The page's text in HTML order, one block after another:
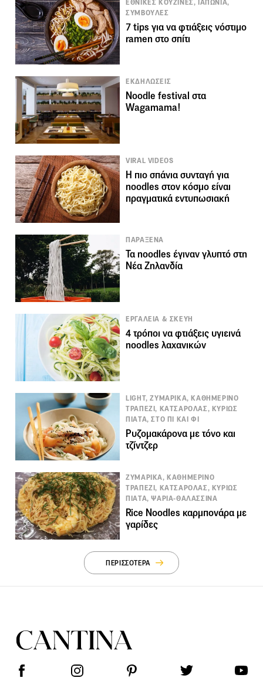
ΕΘΝΙΚΕΣ ΚΟΥΖΙΝΕΣ, ΙΑΠΩΝΙΑ,
ΣΥΜΒΟΥΛΕΣ
7 tips για να φτιάξεις νόστιμο
ramen στο σπίτι
ΕΚΔΗΛΩΣΕΙΣ
Noodle festival στα
Wagamama!
VIRAL VIDEOS
Η πιο σπάνια συνταγή για
noodles στον κόσμο είναι
πραγματικά εντυπωσιακή
ΠΑΡΑΞΕΝΑ
Τα noodles έγιναν γλυπτό στη
Νέα Ζηλανδία
ΕΡΓΑΛΕΙΑ & ΣΚΕΥΗ
4 τρόποι να φτιάξεις υγιεινά
noodles λαχανικών
LIGHT, ΖΥΜΑΡΙΚΑ, ΚΑΘΗΜΕΡΙΝΟ
ΤΡΑΠΕΖΙ, ΚΑΤΣΑΡΟΛΑΣ, ΚΥΡΙΩΣ
ΠΙΑΤΑ, ΣΤΟ ΠΙ ΚΑΙ ΦΙ
Ρυζομακάρονα με τόνο και
τζίντζερ
ΖΥΜΑΡΙΚΑ, ΚΑΘΗΜΕΡΙΝΟ
ΤΡΑΠΕΖΙ, ΚΑΤΣΑΡΟΛΑΣ, ΚΥΡΙΩΣ
ΠΙΑΤΑ, ΨΑΡΙΑ-ΘΑΛΑΣΣΙΝΑ
Rice Noodles καρμπονάρα με
γαρίδες
ΠΕΡΙΣΣΟΤΕΡΑ